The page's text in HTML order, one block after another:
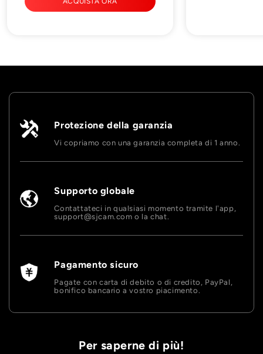
Protezione della garanzia
Vi copriamo con una garanzia completa di 1 anno.
Supporto globale
Contattateci in qualsiasi momento tramite l'app,
support@sjcam.com o la chat.
Pagamento sicuro
Pagate con carta di debito o di credito, PayPal,
bonifico bancario a vostro piacimento.
Per saperne di più!